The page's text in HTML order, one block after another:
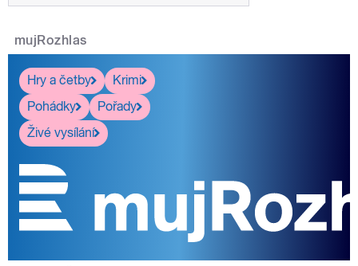
mujRozhlas
Hry a četby
Krimi
Pohádky
Pořady
Živé vysílání